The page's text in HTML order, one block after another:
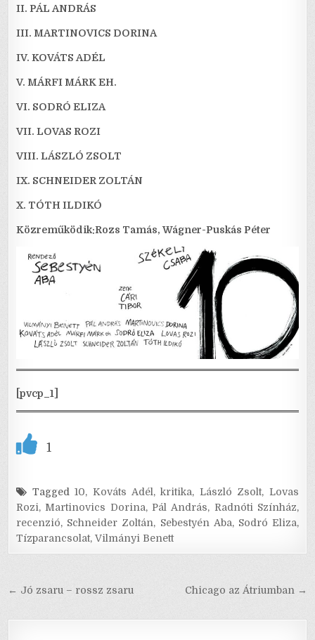
II. PÁL ANDRÁS
III. MARTINOVICS DORINA
IV. KOVÁTS ADÉL
V. MÁRFI MÁRK EH.
VI. SODRÓ ELIZA
VII. LOVAS ROZI
VIII. LÁSZLÓ ZSOLT
IX. SCHNEIDER ZOLTÁN
X. TÓTH ILDIKÓ
Közreműködik:Rozs Tamás, Wágner-Puskás Péter
[pvcp_1]
1
Tagged10, Kováts Adél,kritika, László Zsolt, Lovas
Rozi, Martinovics Dorina, Pál András, Radnóti Színház,
recenzió, Schneider Zoltán, Sebestyén Aba, Sodró Eliza,
Tízparancsolat,Vilmányi Benett
Bejegyzés Chicago az Átriumban →
← Jó zsaru – rossz zsaru